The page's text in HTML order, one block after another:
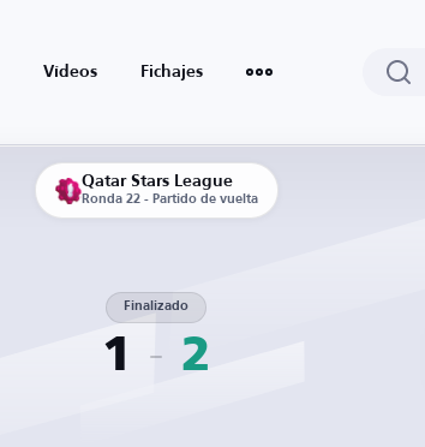
Vídeos Fichajes
Qatar Stars League
Ronda 22 - Partido de vuelta
1
Finalizado
2